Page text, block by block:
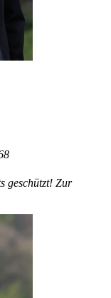
geschützt! Zur